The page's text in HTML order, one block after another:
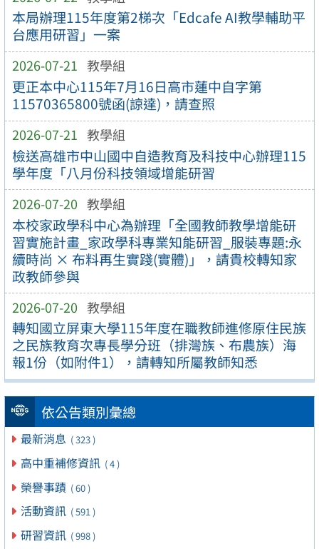
本局辦理115年度第2梯次「Edcafe AI教學輔助平
台應用研習」一案
2026-07-21 教學組
更正本中心115年7月16日高市蓮中自字第
11570365800號函(諒達)，請查照
2026-07-21 教學組
檢送高雄市中山國中自造教育及科技中心辦理115
學年度「八月份科技領域增能研習
2026-07-20 教學組
本校家政學科中心為辦理「全國教師教學增能研
習實施計畫_家政學科專業知能研習_服裝專題:永
續時尚 × 布料再生實踐(實體)」，請貴校轉知家
政教師參與
2026-07-20 教學組
轉知國立屏東大學115年度在職教師進修原住民族
之民族教育次專長學分班（排灣族、布農族）海
報1份（如附件1），請轉知所屬教師知悉
依公告類別彙總
最新消息 ( 323 )
高中重補修資訊 ( 4 )
榮譽事蹟 ( 60 )
活動資訊 ( 591 )
研習資訊 ( 998 )